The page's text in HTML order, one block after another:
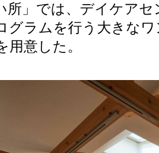
所」では、デイケア
グラムを行う大きな
用意した。